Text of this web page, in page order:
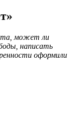
может ли
написать
оформили